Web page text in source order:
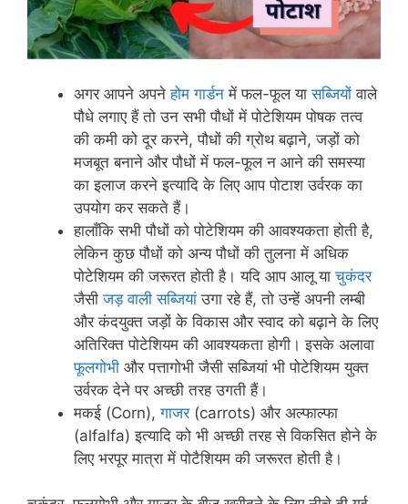
अगर आपने अपनेहोम गार्डन में फल-फूल यासब्जियों वाले
पौधे लगाए हैं तो उन सभी पौधों में पोटेशियम पोषक तत्व
की कमी को दूर करने, पौधों की ग्रोथ बढ़ाने, जड़ों को
मजबूत बनाने और पौधों में फल-फूल न आने की समस्या
का इलाज करने इत्यादि के लिए आप पोटाश उर्वरक का
उपयोग कर सकते हैं।
हालाँकि सभी पौधों को पोटेशियम की आवश्यकता होती है,
लेकिन कुछ पौधों को अन्य पौधों की तुलना में अधिक
पोटेशियम की जरूरत होती है। यदि आप आलू याचुकंदर
जैसीजड़ वाली सब्जियां उगा रहे हैं, तो उन्हें अपनी लम्बी
और कंदयुक्त जड़ों के विकास और स्वाद को बढ़ाने के लिए
अतिरिक्त पोटेशियम की आवश्यकता होगी। इसके अलावा
फूलगोभी और पत्तागोभी जैसी सब्जियां भी पोटेशियम युक्त
उर्वरक देने पर अच्छी तरह उगती हैं।
मकई (Corn),गाजर(carrots) और अल्फाल्फा
(alfalfa) इत्यादि को भी अच्छी तरह से विकसित होने के
लिए भरपूर मात्रा में पोटैशियम की जरूरत होती है।